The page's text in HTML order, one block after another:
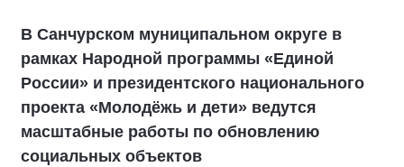
В Санчурском муниципальном округе в
рамках Народной программы «Единой
России» и президентского национального
проекта «Молодёжь и дети» ведутся
масштабные работы по обновлению
социальных объектов